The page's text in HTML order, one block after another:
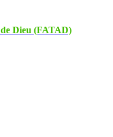
de Dieu (FATAD)